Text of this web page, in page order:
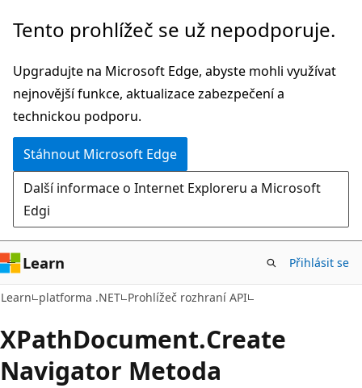
Přeskočit
hlavní
obsah
Přeskočit
navigaci
na
stránce
Tento prohlížeč se už nepodporuje.
Upgradujte na Microsoft Edge, abyste mohli využívat
nejnovější funkce, aktualizace zabezpečení a
technickou podporu.
Stáhnout Microsoft Edge
Další informace o Internet Exploreru a Microsoft
Edgi
Learn Přihlásit se
Learn platforma .NET Prohlížeč rozhraní API
XPathDocument.Create
Navigator Metoda